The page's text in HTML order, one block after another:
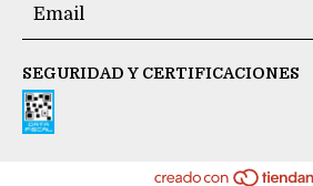
SEGURIDAD Y CERTIFICACIONES